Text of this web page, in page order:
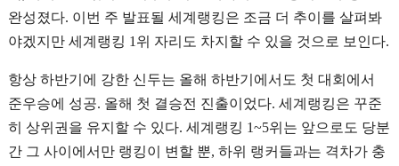
완성졌다. 이번 주 발표될 세계랭킹은 조금 더 추이를 살펴봐
야겠지만 세계랭킹 1위 자리도 차지할 수 있을 것으로 보인다.
항상 하반기에 강한 신두는 올해 하반기에서도 첫 대회에서
준우승에 성공. 올해 첫 결승전 진출이었다. 세계랭킹은 꾸준
히 상위권을 유지할 수 있다. 세계랭킹 1~5위는 앞으로도 당분
간 그 사이에서만 랭킹이 변할 뿐, 하위 랭커들과는 격차가 충